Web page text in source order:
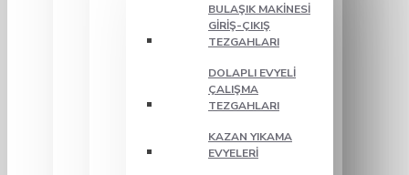
BULAŞIK MAKINESI
GIRIŞ-ÇIKIŞ
TEZGAHLARI
DOLAPLI EVYELI
ÇALIŞMA
TEZGAHLARI
KAZAN YIKAMA
EVYELERI